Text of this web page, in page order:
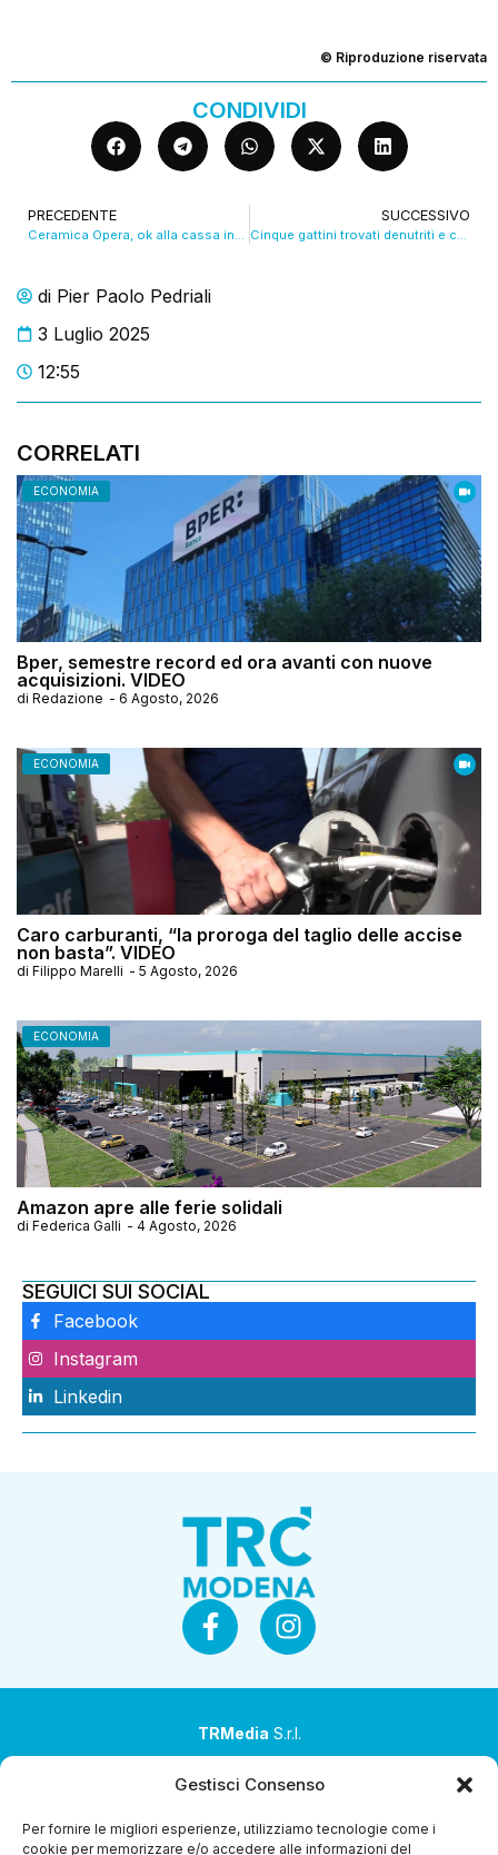
Gestisci Consenso
Per fornire le migliori esperienze, utilizziamo tecnologie come i
cookie per memorizzare e/o accedere alle informazioni del
di Pier Paolo Pedriali
3 Luglio 2025
12:55
CORRELATI
ECONOMIA
Bper, semestre record ed ora avanti con nuove
acquisizioni. VIDEO
di Redazione - 6 Agosto, 2026
ECONOMIA
Caro carburanti, “la proroga del taglio delle accise
non basta”. VIDEO
di Filippo Marelli - 5 Agosto, 2026
ECONOMIA
Amazon apre alle ferie solidali
di Federica Galli - 4 Agosto, 2026
© Riproduzione riservata
CONDIVIDI
PRECEDENTE
Ceramica Opera, ok alla cassa integrazione retroattiva
SUCCESSIVO
Cinque gattini trovati denutriti e con le orecchie tagliate
SEGUICI SUI SOCIAL
Facebook
Instagram
Linkedin
TRMedia S.r.l.
coordinamento da parte di Coop Alleanza 3.0 Soc. Coop.